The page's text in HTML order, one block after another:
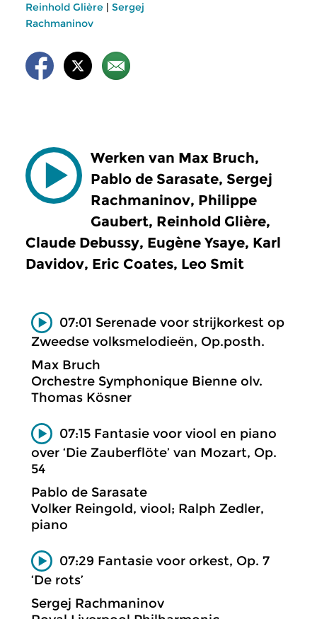
Reinhold Glière | Sergej
Rachmaninov
Werken van Max Bruch,
Pablo de Sarasate, Sergej
Rachmaninov, Philippe
Gaubert, Reinhold Glière,
Claude Debussy, Eugène Ysaye, Karl
Davidov, Eric Coates, Leo Smit
07:01 Serenade voor strijkorkest op
Zweedse volksmelodieën, Op.posth.
Max Bruch
Orchestre Symphonique Bienne olv.
Thomas Kösner
07:15 Fantasie voor viool en piano
over ‘Die Zauberflöte’ van Mozart, Op.
54
Pablo de Sarasate
Volker Reingold, viool; Ralph Zedler,
piano
07:29 Fantasie voor orkest, Op. 7
‘De rots’
Sergej Rachmaninov